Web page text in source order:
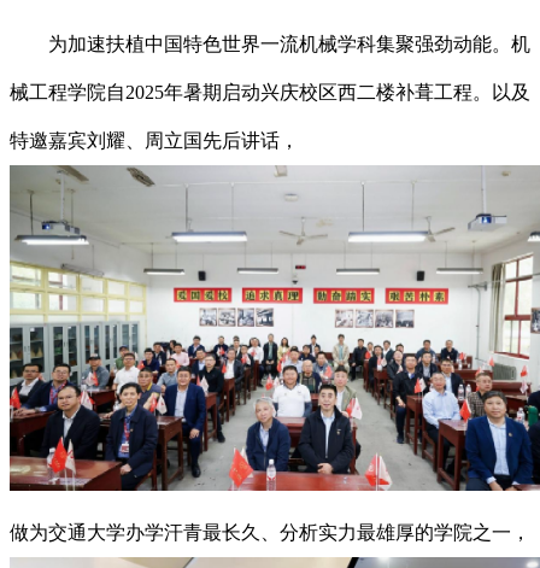
为加速扶植中国特色世界一流机械学科集聚强劲动能。机
械工程学院自2025年暑期启动兴庆校区西二楼补葺工程。以及
特邀嘉宾刘耀、周立国先后讲话，
做为交通大学办学汗青最长久、分析实力最雄厚的学院之一，